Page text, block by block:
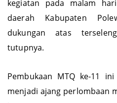
kegiatan pada malam
daerah Kabupaten
dukungan atas
tutupnya.
Pembukaan MTQ ke-11
menjadi ajang perlombaan